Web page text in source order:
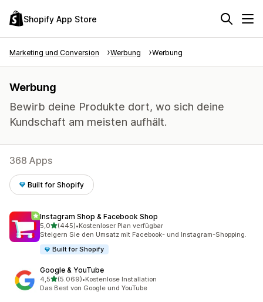
Shopify App Store
Marketing und Conversion Werbung Werbung
Werbung
Bewirb deine Produkte dort, wo sich deine
Kundschaft am meisten aufhält.
368 Apps
Built for Shopify
Instagram Shop & Facebook Shop
5,0von 5 Sternen
(445)
445 Rezensionen insgesamt
•Kostenloser Plan verfügbar
Steigern Sie den Umsatz mit Facebook- und Instagram-Shopping.
Built for Shopify
Google & YouTube
4,5von 5 Sternen
(5.069)
5069 Rezensionen insgesamt
•Kostenlose Installation
Das Best von Google und YouTube